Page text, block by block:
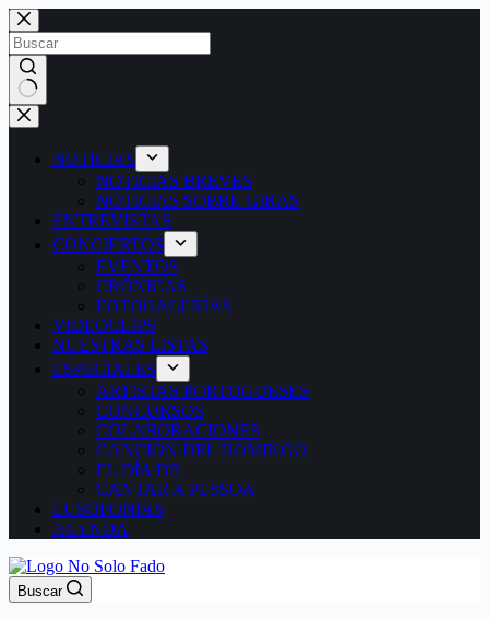
Saltar
al
contenido
Sin
resultados
NOTICIAS
NOTICIAS BREVES
NOTICIAS SOBRE GIRAS
ENTREVISTAS
CONCIERTOS
EVENTOS
CRÓNICAS
FOTOGALERÍAS
VIDEOCLIPS
NUESTRAS LISTAS
ESPECIALES
ARTISTAS PORTUGUESES
CONCURSOS
COLABORACIONES
CANCIÓN DEL DOMINGO
EL DÍA DE
CANTAR A PESSOA
LUSOFONÍAS
AGENDA
Buscar